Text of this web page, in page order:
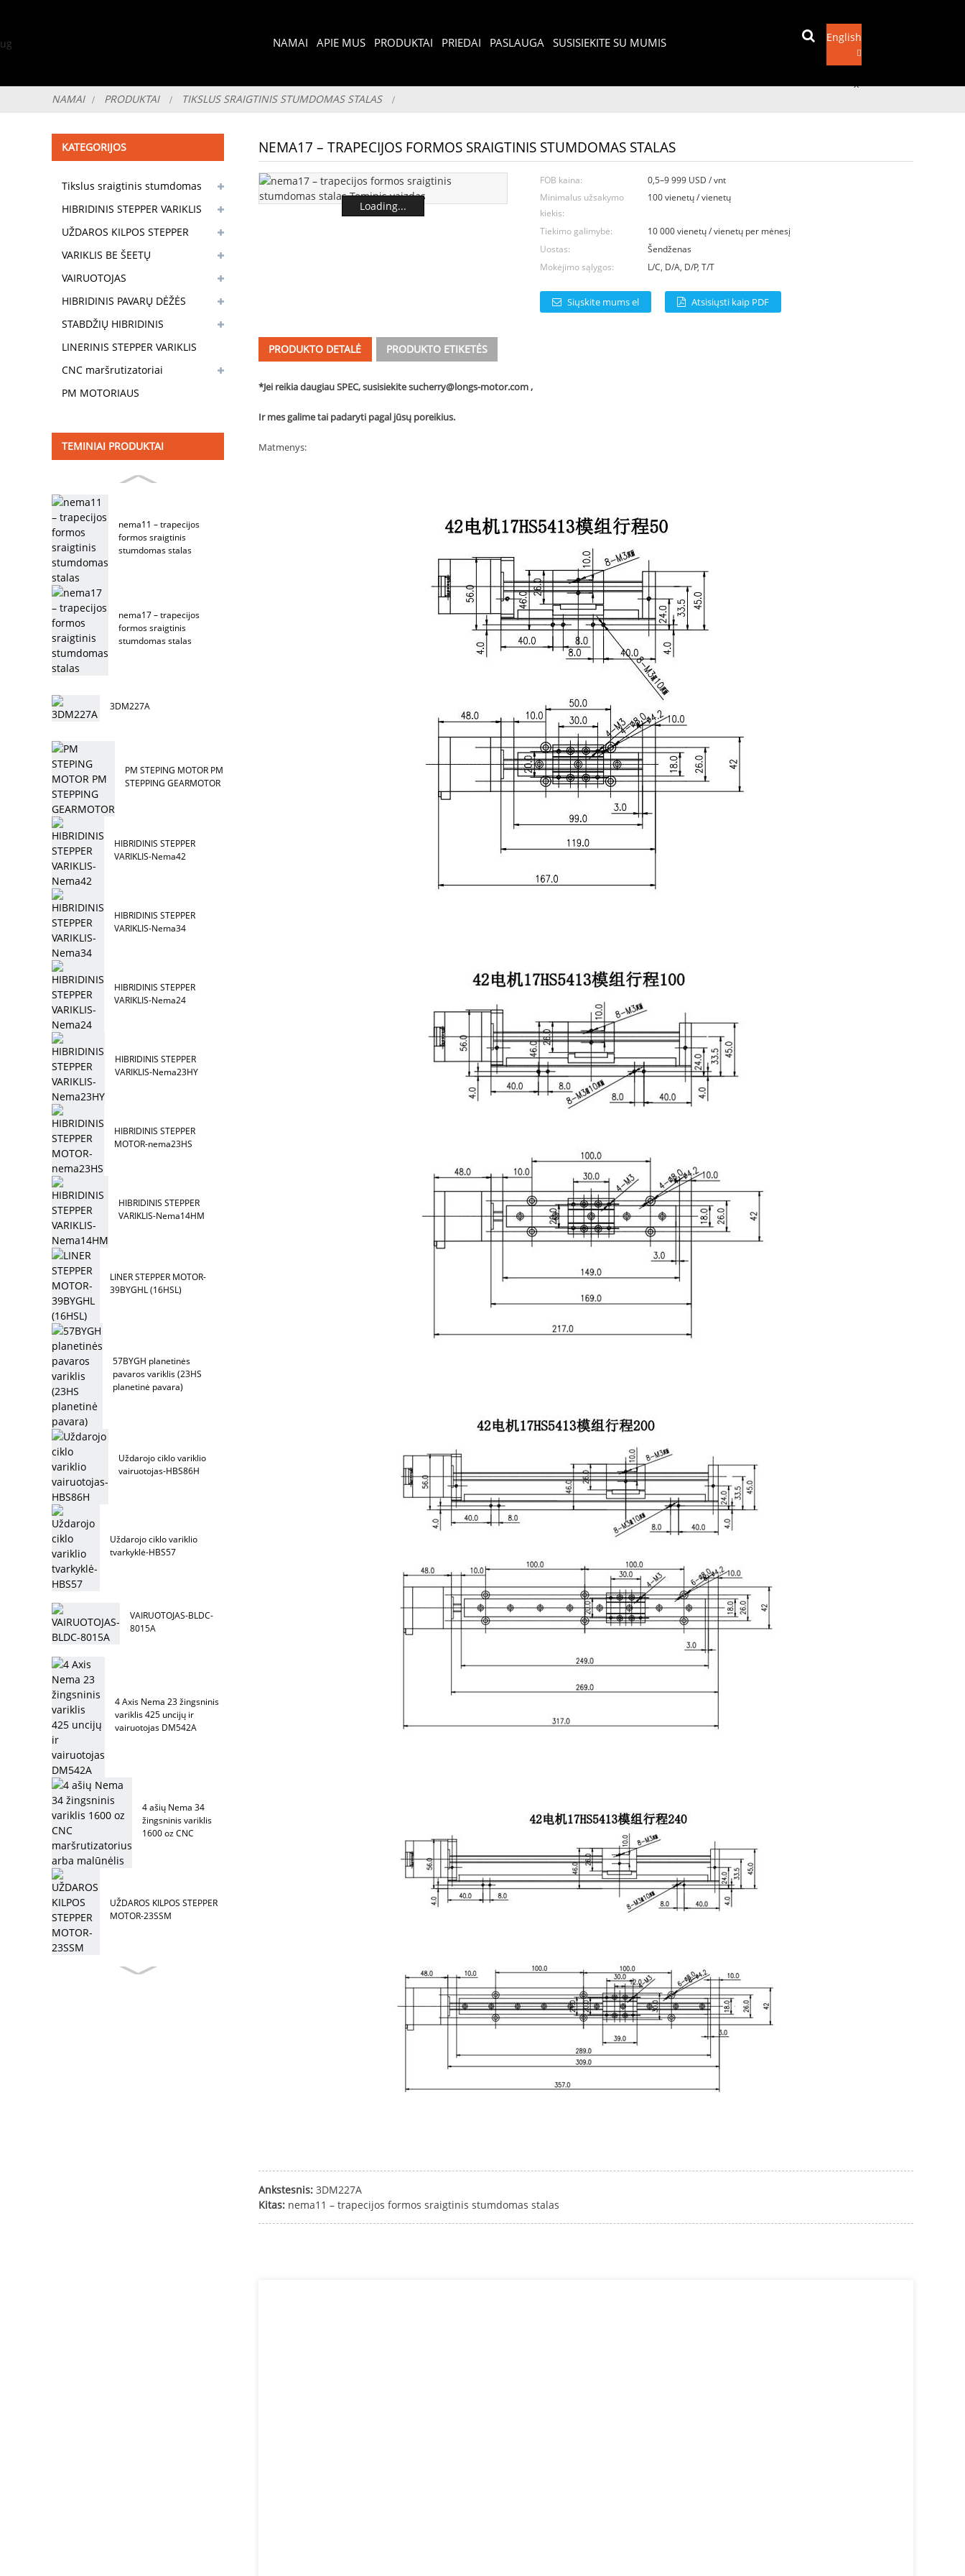
NAMAI APIE MUS PRODUKTAI PRIEDAI PASLAUGA SUSISIEKITE SU MUMIS English
NAMAI PRODUKTAI TIKSLUS SRAIGTINIS STUMDOMAS STALAS
KATEGORIJOS
Tikslus sraigtinis stumdomas
stalas
HIBRIDINIS STEPPER VARIKLIS
UŽDAROS KILPOS STEPPER
VARIKLIS
VARIKLIS BE ŠEETŲ
VAIRUOTOJAS
HIBRIDINIS PAVARŲ DĖŽĖS
VARIKLIS
STABDŽIŲ HIBRIDINIS
STEPPER VARIKLIS
LINERINIS STEPPER VARIKLIS
CNC maršrutizatoriai
PM MOTORIAUS
TEMINIAI PRODUKTAI
nema11 – trapecijos
formos sraigtinis
stumdomas stalas
nema17 – trapecijos
formos sraigtinis
stumdomas stalas
3DM227A
PM STEPING MOTOR PM
STEPPING GEARMOTOR
HIBRIDINIS STEPPER
VARIKLIS-Nema42
HIBRIDINIS STEPPER
VARIKLIS-Nema34
HIBRIDINIS STEPPER
VARIKLIS-Nema24
HIBRIDINIS STEPPER
VARIKLIS-Nema23HY
HIBRIDINIS STEPPER
MOTOR-nema23HS
HIBRIDINIS STEPPER
VARIKLIS-Nema14HM
LINER STEPPER MOTOR-
39BYGHL (16HSL)
57BYGH planetinės
pavaros variklis (23HS
planetinė pavara)
Uždarojo ciklo variklio
vairuotojas-HBS86H
Uždarojo ciklo variklio
tvarkyklė-HBS57
VAIRUOTOJAS-BLDC-
8015A
4 Axis Nema 23 žingsninis
variklis 425 uncijų ir
vairuotojas DM542A
4 ašių Nema 34
žingsninis variklis
1600 oz CNC
UŽDAROS KILPOS STEPPER
MOTOR-23SSM
NEMA17 – TRAPECIJOS FORMOS SRAIGTINIS STUMDOMAS STALAS
Loading...
FOB kaina:
0,5–9 999 USD / vnt
Minimalus užsakymo
kiekis:
100 vienetų / vienetų
Tiekimo galimybė:
10 000 vienetų / vienetų per mėnesį
Uostas:
Šendženas
Mokėjimo sąlygos:
L/C, D/A, D/P, T/T
Siųskite mums el Atsisiųsti kaip PDF
PRODUKTO DETALĖ PRODUKTO ETIKETĖS
*Jei reikia daugiau SPEC, susisiekite sucherry@longs-motor.com,
Ir mes galime tai padaryti pagal jūsų poreikius.
Matmenys:
Ankstesnis: 3DM227A
Kitas: nema11 – trapecijos formos sraigtinis stumdomas stalas
Siųsti laišką
x